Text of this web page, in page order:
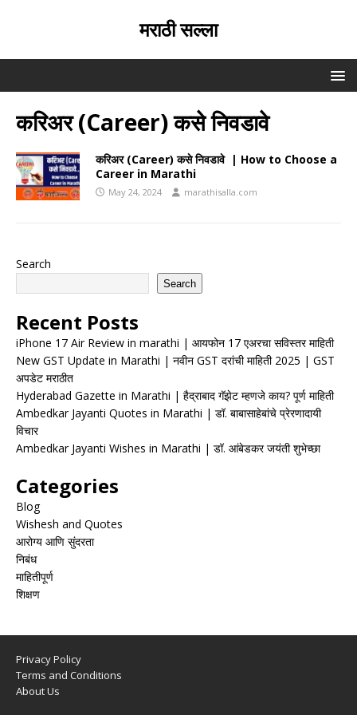
मराठी सल्ला
करिअर (Career) कसे निवडावे
करिअर (Career) कसे निवडावे | How to Choose a
Career in Marathi
May 24, 2024 marathisalla.com
Search
Search
Recent Posts
iPhone 17 Air Review in marathi | आयफोन 17 एअरचा सविस्तर माहिती
New GST Update in Marathi | नवीन GST दरांची माहिती 2025 | GST
अपडेट मराठीत
Hyderabad Gazette in Marathi | हैद्राबाद गॅझेट म्हणजे काय? पूर्ण माहिती
Ambedkar Jayanti Quotes in Marathi | डॉ. बाबासाहेबांचे प्रेरणादायी
विचार
Ambedkar Jayanti Wishes in Marathi | डॉ. आंबेडकर जयंती शुभेच्छा
Categories
Blog
Wishesh and Quotes
आरोग्य आणि सुंदरता
निबंध
माहितीपूर्ण
शिक्षण
Privacy Policy
Terms and Conditions
About Us